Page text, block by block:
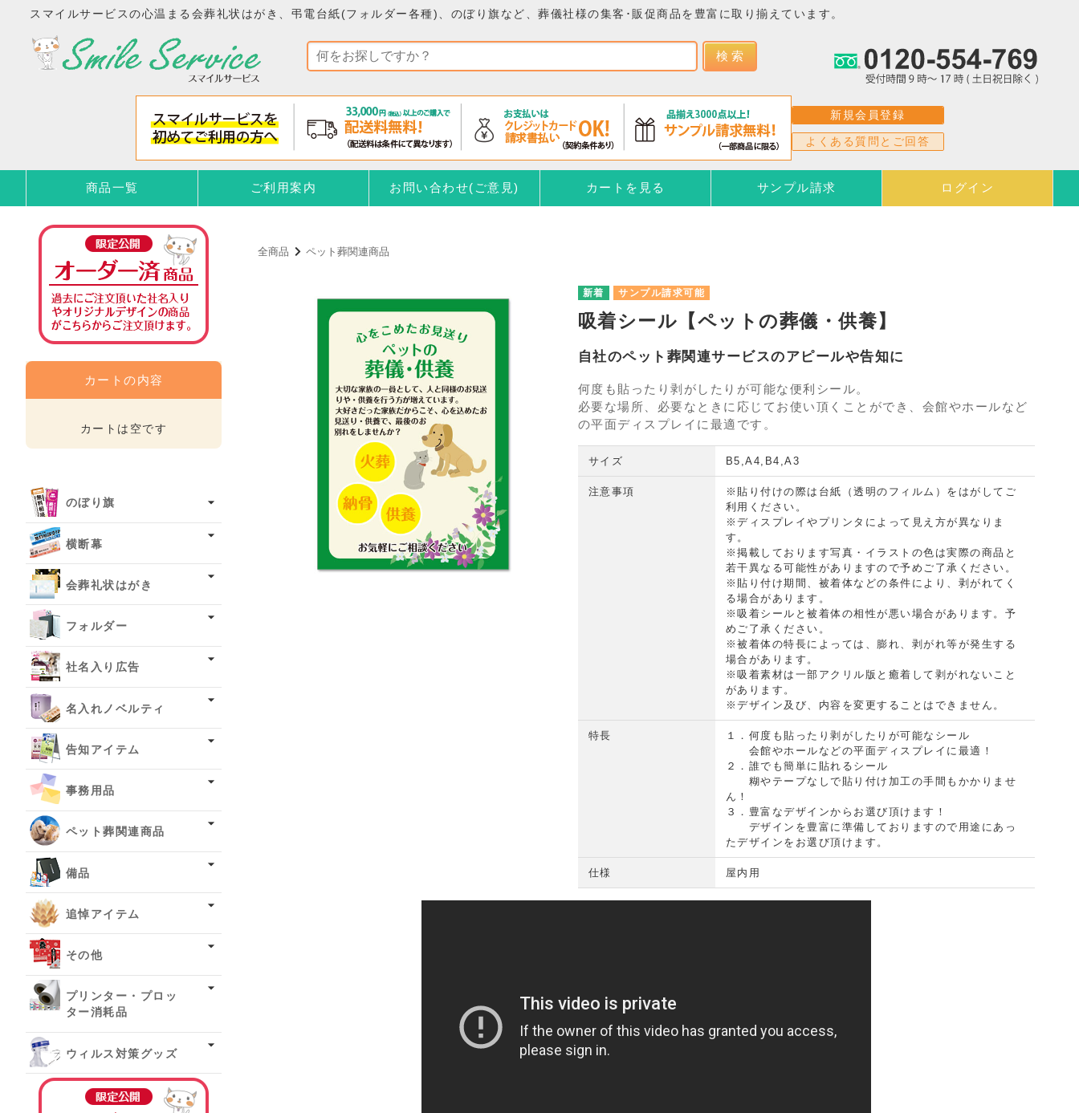
スマイルサービスの心温まる会葬礼状はがき、弔電台紙(フォルダー各種)、のぼり旗など、葬儀社様の集客･販促商品を豊富に取り揃えています。
検 索
新規会員登録
よくある質問とご回答
商品一覧 ご利用案内 お問い合わせ(ご意見) カートを見る サンプル請求 ログイン
全商品 ペット葬関連商品
サンプル請求可能
吸着シール【ペットの葬儀・供養】
自社のペット葬関連サービスのアピールや告知に
何度も貼ったり剥がしたりが可能な便利シール。
必要な場所、必要なときに応じてお使い頂くことができ、会館やホールなど
の平面ディスプレイに最適です。
サイズ B5,A4,B4,A3
注意事項
※貼り付けの際は台紙（透明のフィルム）をはがしてご
利用ください。
※ディスプレイやプリンタによって見え方が異なりま
す。
※掲載しております写真・イラストの色は実際の商品と
若干異なる可能性がありますので予めご了承ください。
※貼り付け期間、被着体などの条件により、剥がれてく
る場合があります。
※吸着シールと被着体の相性が悪い場合があります。予
めご了承ください。
※被着体の特長によっては、膨れ、剥がれ等が発生する
場合があります。
※吸着素材は一部アクリル版と癒着して剥がれないこと
があります。
※デザイン及び、内容を変更することはできません。
特長
１．何度も貼ったり剥がしたりが可能なシール
会館やホールなどの平面ディスプレイに最適！
２．誰でも簡単に貼れるシール
糊やテープなしで貼り付け加工の手間もかかりませ
ん！
３．豊富なデザインからお選び頂けます！
デザインを豊富に準備しておりますので用途にあっ
たデザインをお選び頂けます。
仕様 屋内用
カートの内容
カートは空です
のぼり旗
横断幕
会葬礼状はがき
フォルダー
社名入り広告
名入れノベルティ
告知アイテム
事務用品
ペット葬関連商品
備品
追悼アイテム
その他
プリンター・プロッ
ター消耗品
ウィルス対策グッズ